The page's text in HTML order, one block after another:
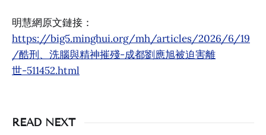
明慧網原文鏈接：
https://big5.minghui.org/mh/articles/2026/6/19
/酷刑、洗腦與精神摧殘-成都劉應旭被迫害離
世-511452.html
READ NEXT